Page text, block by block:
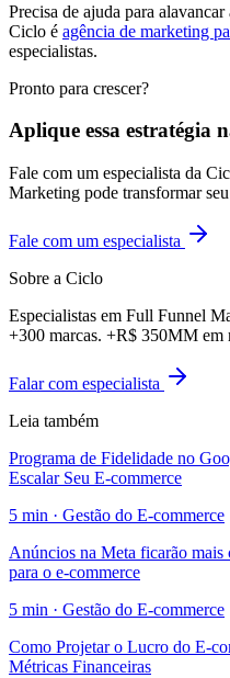
Precisa de ajuda para
Ciclo é agência de marketing
especialistas.
Pronto para crescer?
Aplique essa estratégia
Fale com um especialista da
Marketing pode transformar
Fale com um especialista
Sobre a Ciclo
Especialistas em Full Funnel
+300 marcas. +R$ 350MM em
Falar com especialista
Leia também
Programa de Fidelidade no
Escalar Seu E-commerce
5 min · Gestão do E-commerce
Anúncios na Meta ficarão mais
para o e-commerce
5 min · Gestão do E-commerce
Como Projetar o Lucro do E-
Métricas Financeiras